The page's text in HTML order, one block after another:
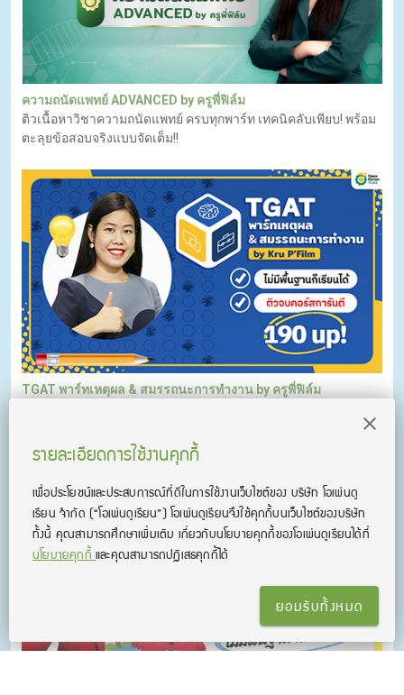
ความถนัดแพทย์ ADVANCED by ครูพี่ฟิล์ม
ติวเนื้อหาวิชาความถนัดแพทย์ ครบทุกพาร์ท เทคนิคลับเพียบ! พร้อม
ตะลุยข้อสอบจริงแบบจัดเต็ม!!
TGAT พาร์ทเหตุผล & สมรรถนะการทำงาน by ครูพี่ฟิล์ม
รายละเอียดการใช้งานคุกกี้
เพื่อประโยชน์และประสบการณ์ที่ดีในการใช้งานเว็บไซต์ของ บริษัท โอเพ่นดู
เรียน จํากัด (“โอเพ่นดูเรียน”)โอเพ่นดูเรียนจึงใช้คุกกี้บนเว็บไซต์ของบริษัท
ทั้งนี้ คุณสามารถศึกษาเพิ่มเติม เกี่ยวกับนโยบายคุกกี้ของโอเพ่นดูเรียนได้ที่
นโยบายคุกกี้และคุณสามารถปฏิเสธคุกกี้ได้
ยอมรับทั้งหมด